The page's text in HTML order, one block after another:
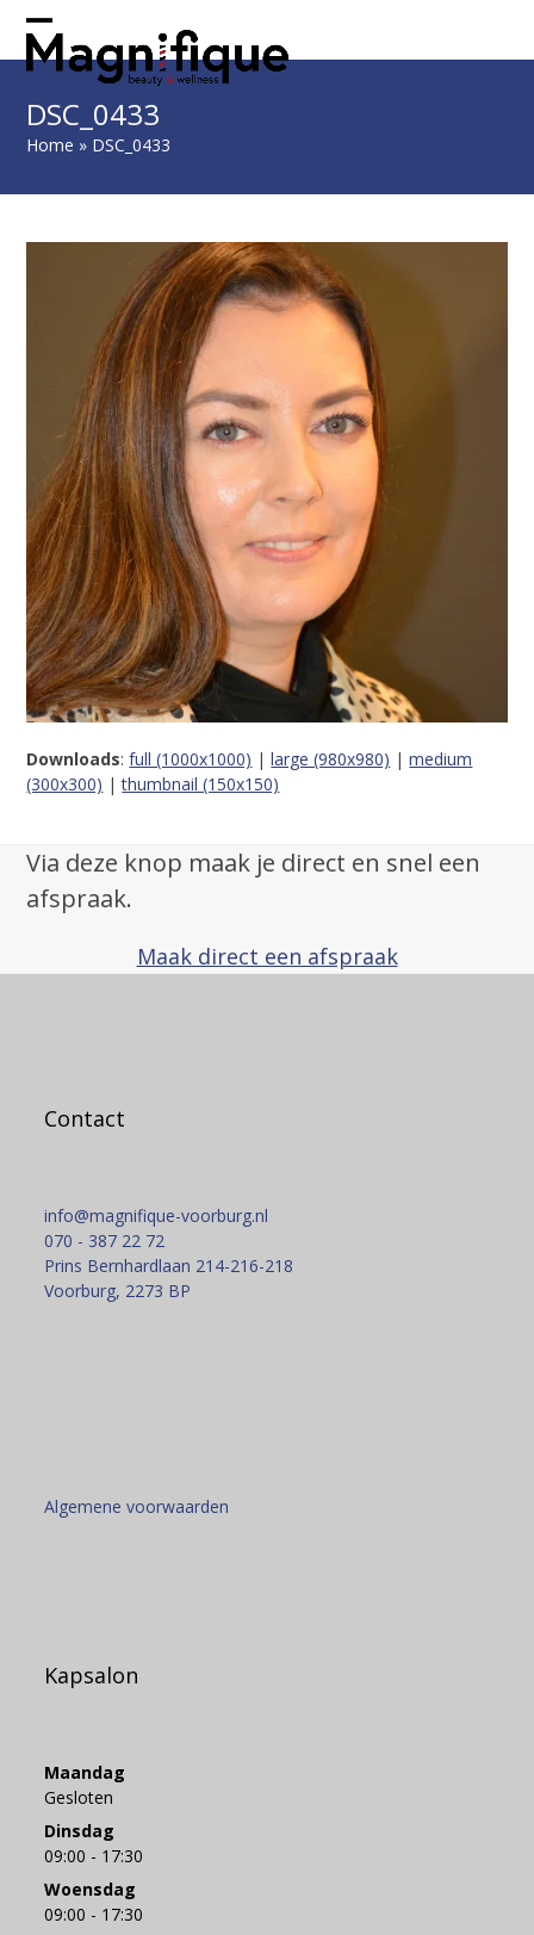
contentOpen
mobile
menu
Close
mobile
menu
DSC_0433
Home » DSC_0433
Downloads:full (1000x1000) |large (980x980) |medium
(300x300) |thumbnail (150x150)
Via deze knop maak je direct en snel een
afspraak.
Maak direct een afspraak
Contact
info@magnifique-voorburg.nl
070 - 387 22 72
Prins Bernhardlaan 214-216-218
Voorburg, 2273 BP
Algemene voorwaarden
Kapsalon
Maandag
Gesloten
Dinsdag
09:00 - 17:30
Woensdag
09:00 - 17:30